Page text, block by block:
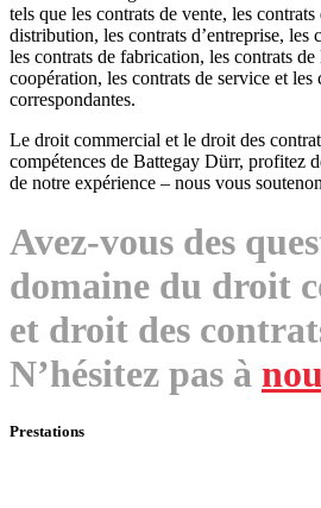
tels que les contrats de vente, les
distribution, les contrats d’entreprise, les
les contrats de fabrication, les contrats
coopération, les contrats de service et les
correspondantes.
Le droit commercial et le droit des
compétences de Battegay Dürr, profitez
de notre expérience – nous vous
Avez-vous des
domaine du droit
et droit des
N’hésitez pas à
Prestations